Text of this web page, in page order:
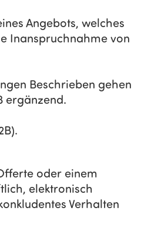
Angebots, welches
Inanspruchnahme von
Beschrieben gehen
ergänzend.
oder einem
elektronisch
Verhalten